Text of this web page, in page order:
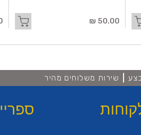
50.00 ₪
שירות משלוחים מהיר